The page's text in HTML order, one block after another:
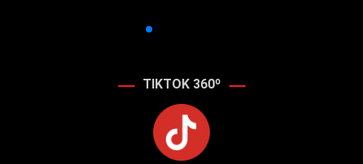
TIKTOK 360º